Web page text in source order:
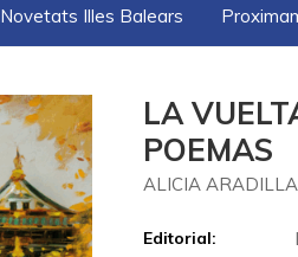
Novetats Illes Balears
LA
POEMAS
ALICIA ARADILLA
Editorial: